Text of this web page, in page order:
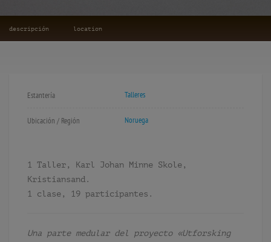
descripción location
Estantería Talleres
Ubicación / Región Noruega
1 Taller, Karl Johan Minne Skole,
Kristiansand.
1 clase, 19 participantes.
Una parte medular del proyecto «Utforsking